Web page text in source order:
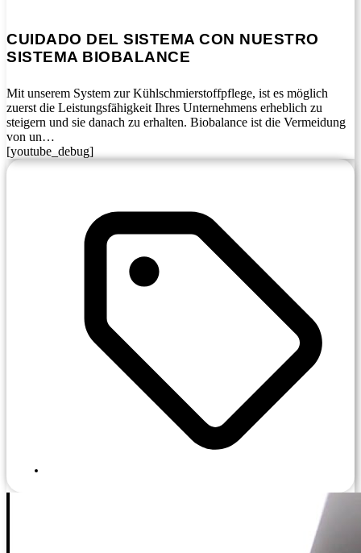
CUIDADO DEL SISTEMA CON NUESTRO
SISTEMA BIOBALANCE
Mit unserem System zur Kühlschmierstoffpflege, ist es möglich
zuerst die Leistungsfähigkeit Ihres Unternehmens erheblich zu
steigern und sie danach zu erhalten. Biobalance ist die Vermeidung
von un…
[youtube_debug]